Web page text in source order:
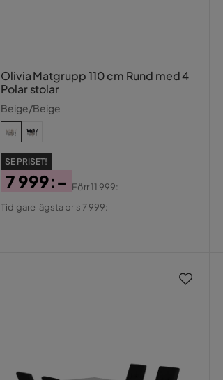
Olivia Matgrupp 110 cm Rund med 4
Polar stolar
Beige/Beige
SE PRISET!
Pris
7 999:-
Original
Förr11 999:-
Tidigare lägsta pris 7 999:-